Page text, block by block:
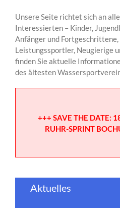
Unsere Seite richtet sich an
Interessierten – Kinder,
Anfänger und
Leistungssportler, Neugierige
finden Sie aktuelle
des ältesten
+++ SAVE THE DATE:
RUHR-SPRINT
Aktuelles